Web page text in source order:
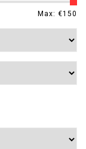
Max: €150